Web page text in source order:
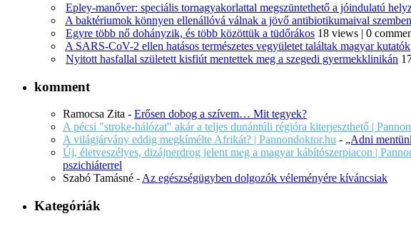
Epley-manőver: speciális tornagyakorlattal megszüntethető a jóindulatú
A baktériumok könnyen ellenállóvá válnak a jövő antibiotikumaival szemben
Egyre több nő dohányzik, és több közöttük a tüdőrákos 18 views | 0
A SARS-CoV-2 ellen hatásos természetes vegyületet találtak magyar kutatók
Nyitott hasfallal született kisfiút mentettek meg a szegedi gyermekklinikán
komment
Ramocsa Zita - Erősen dobog a szívem… Mit tegyek?
A pécsi "stroke-hálózat" akár a teljes dunántúli régióra kiterjeszthető |
A világjárvány eddig megkímélte Afrikát? | Pannondoktor.hu - „Adni
Új, életveszélyes, dizájnerdrog jelent meg a magyar kábítószerpiacon |
pszichiáterrel
Szabó Tamásné - Az egészségügyben dolgozók véleményére kíváncsiak
Kategóriák